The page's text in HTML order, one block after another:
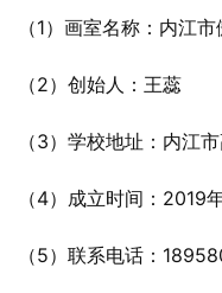
（1）画室名称：内江
（2）创始人：王蕊
（3）学校地址：内江
（4）成立时间：2019
（5）联系电话：